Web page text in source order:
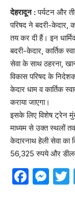
देहरादून :पर्यटन और
परिषद ने बदरी-केदार,
तय कर दी हैं। इन
बदरी-केदार, कार्तिक
सेवा के साथ ठहरना,
विकास परिषद के
केदार धाम व कार्तिक
कराया जाएगा।
इसके लिए विशेष ट्रेन
माध्यम से उक्त स्थलों
केदारनाथ हेली सेवा का
56,325 रुपये और